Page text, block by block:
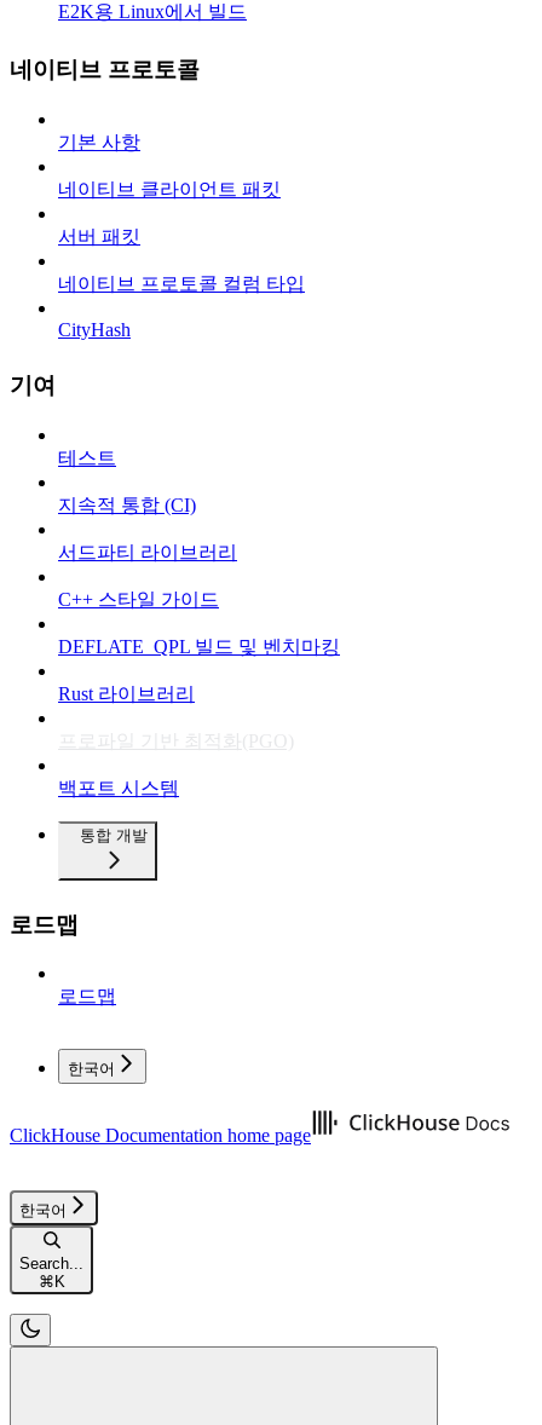
E2K용 Linux에서 빌드
네이티브 프로토콜
기본 사항
네이티브 클라이언트 패킷
서버 패킷
네이티브 프로토콜 컬럼 타입
CityHash
기여
테스트
지속적 통합 (CI)
서드파티 라이브러리
C++ 스타일 가이드
DEFLATE_QPL 빌드 및 벤치마킹
Rust 라이브러리
프로파일 기반 최적화(PGO)
백포트 시스템
통합 개발
로드맵
로드맵
한국어
ClickHouse Documentation home page
한국어
Search...
⌘ K